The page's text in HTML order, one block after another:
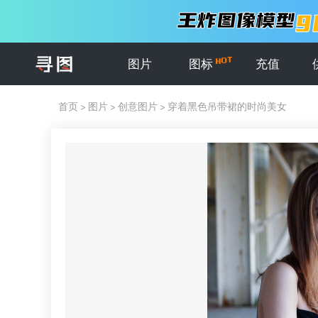
图片 图标 充值
首页 > 图片 > 创意图片 > 穿着黑色吊带裙的时尚美女